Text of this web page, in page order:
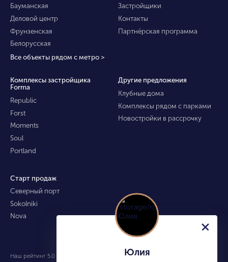
Бауманская
Деловой центр
Фрунзенская
Белорусская
Все объекты рядом с метро >
Застройщики
Контакты
Партнёрская программа
Комплексы застройщика
Forma
Republic
Forst
Moments
Soul
Portland
Другие предложения
Клубные дома
Комплексы рядом с парками
Новостройки в рассрочку
Старт продаж
Северный порт
Sokolniki
Nova
Наш рейтинг 5.0 из 5 (490) Юлия